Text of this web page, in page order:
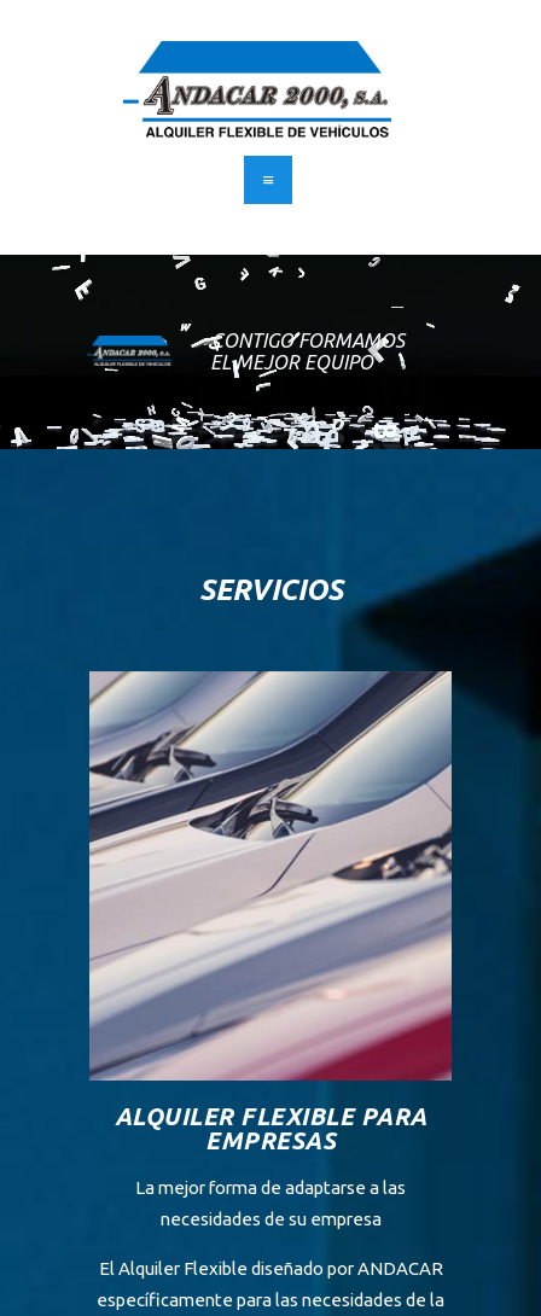
SUSCRÍBETE
BLOG
CONTACTO
UBICACIÓN
EL MEJOR EQUIPO
CONTIGO FORMAMOS
SERVICIOS
ALQUILER FLEXIBLE PARA
EMPRESAS
La mejor forma de adaptarse a las
necesidades de su empresa
El Alquiler Flexible diseñado por ANDACAR
específicamente para las necesidades de la